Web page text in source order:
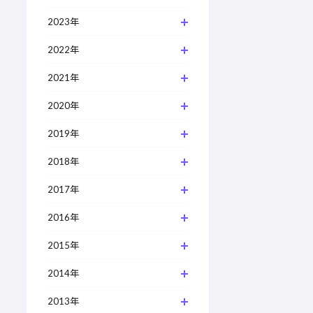
2023年
2022年
2021年
2020年
2019年
2018年
2017年
2016年
2015年
2014年
2013年